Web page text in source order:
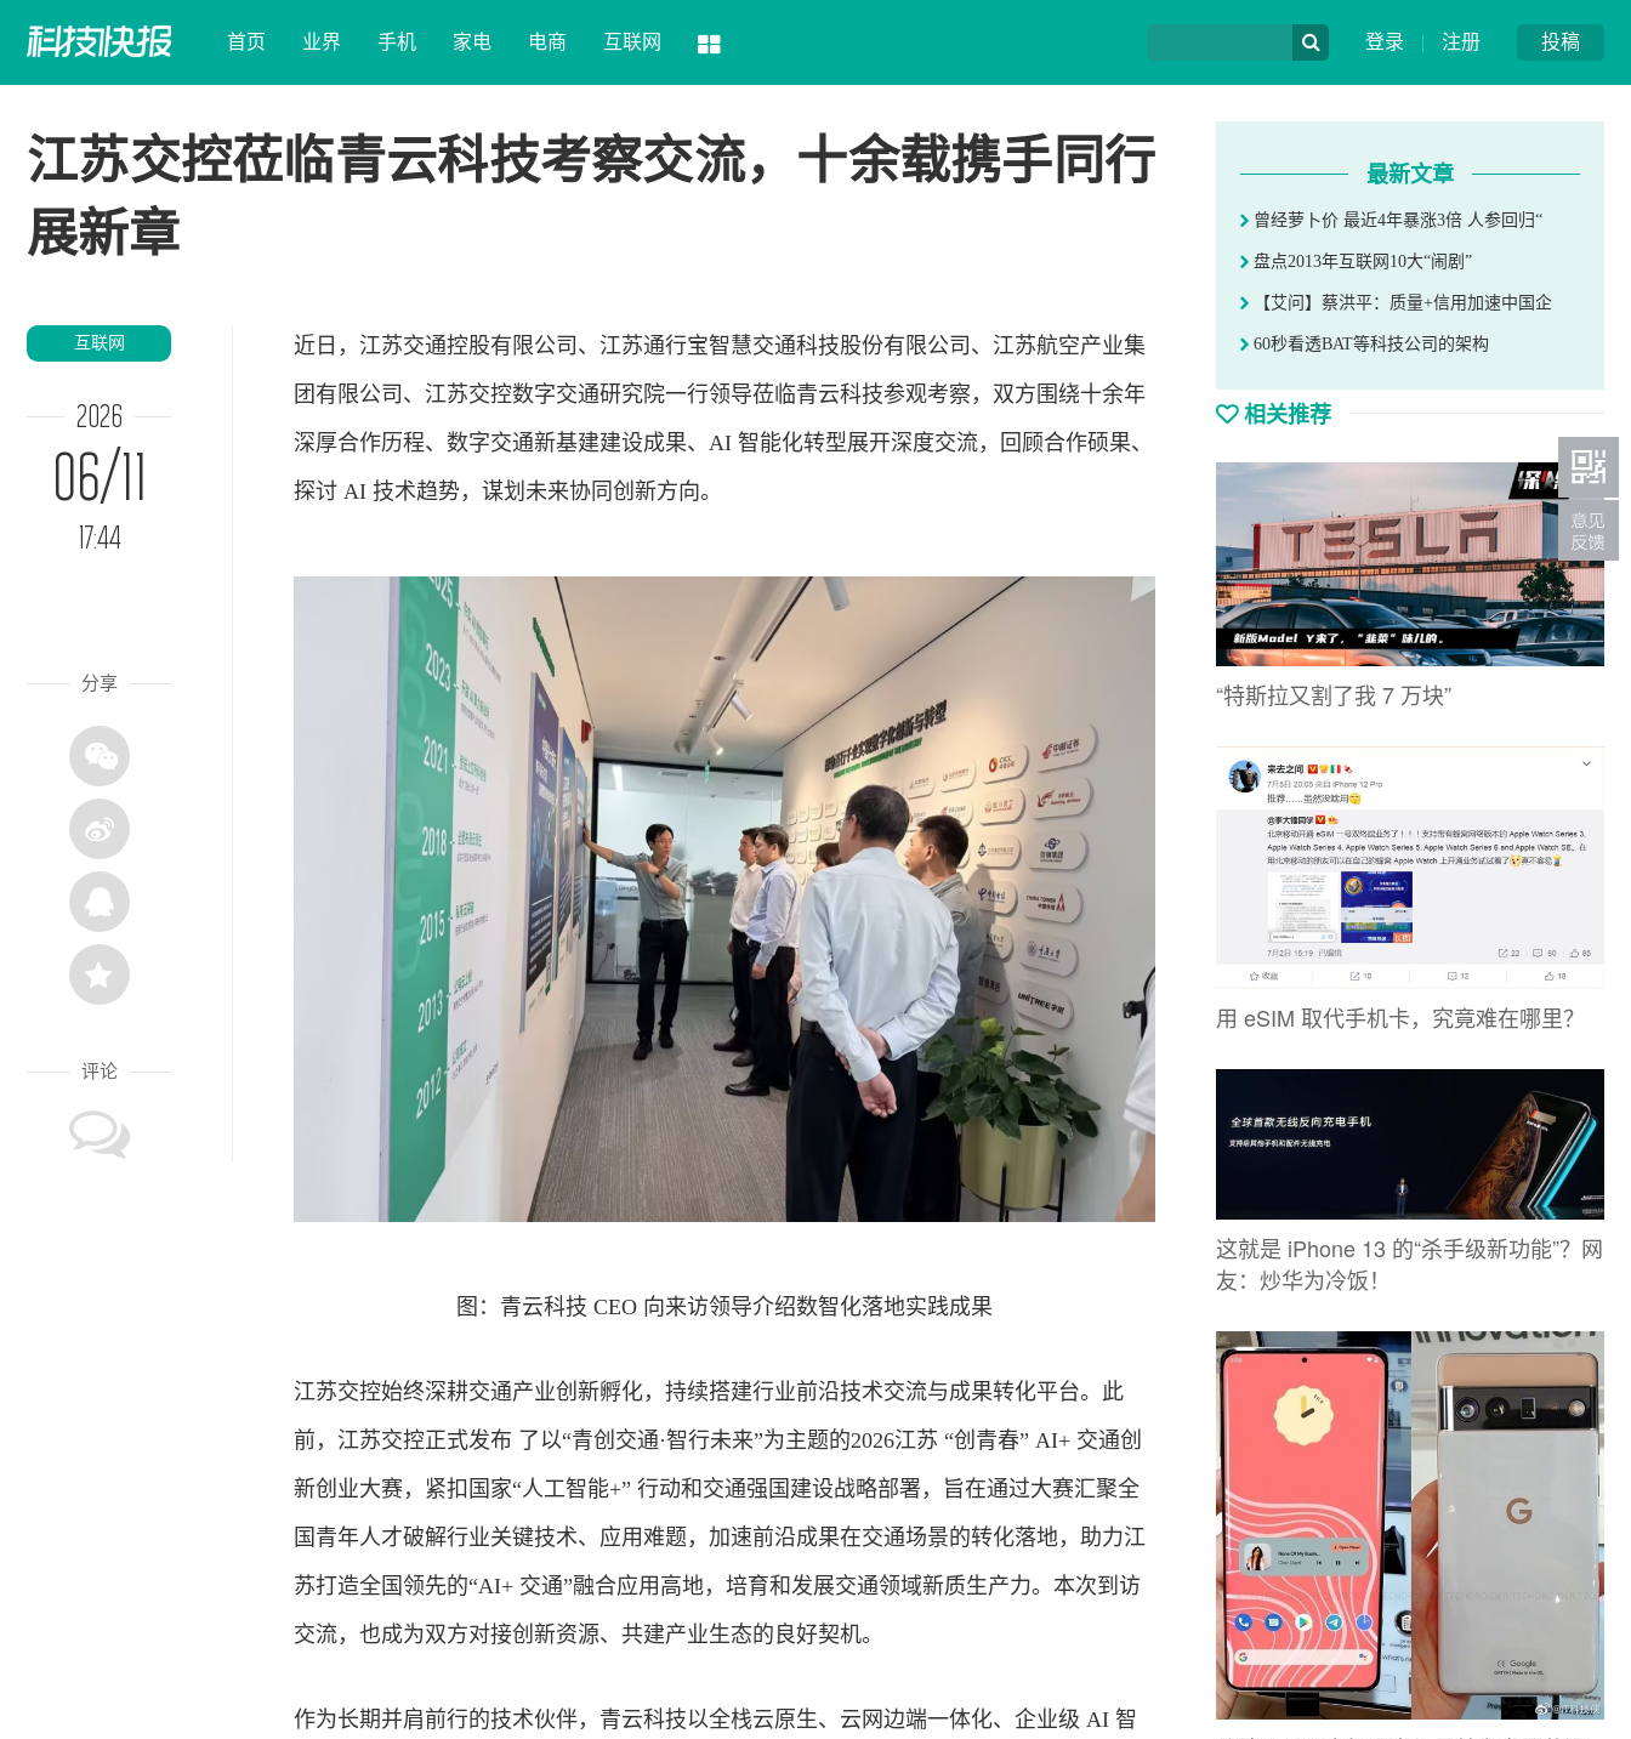
投稿
登录 | 注册
首页 业界 手机 家电 电商 互联网
江苏交控莅临青云科技考察交流，十余载携手同行
展新章
互联网
2026
06/11
17:44
分享
评论
近日，江苏交通控股有限公司、江苏通行宝智慧交通科技股份有限公司、江苏航空产业集
团有限公司、江苏交控数字交通研究院一行领导莅临青云科技参观考察，双方围绕十余年
深厚合作历程、数字交通新基建建设成果、AI 智能化转型展开深度交流，回顾合作硕果、
探讨 AI 技术趋势，谋划未来协同创新方向。
图：青云科技 CEO 向来访领导介绍数智化落地实践成果
江苏交控始终深耕交通产业创新孵化，持续搭建行业前沿技术交流与成果转化平台。此
前，江苏交控正式发布 了以“青创交通·智行未来”为主题的2026江苏 “创青春” AI+ 交通创
新创业大赛，紧扣国家“人工智能+” 行动和交通强国建设战略部署，旨在通过大赛汇聚全
国青年人才破解行业关键技术、应用难题，加速前沿成果在交通场景的转化落地，助力江
苏打造全国领先的“AI+ 交通”融合应用高地，培育和发展交通领域新质生产力。本次到访
交流，也成为双方对接创新资源、共建产业生态的良好契机。
作为长期并肩前行的技术伙伴，青云科技以全栈云原生、云网边端一体化、企业级 AI 智
最新文章
曾经萝卜价 最近4年暴涨3倍 人参回归“
盘点2013年互联网10大“闹剧”
【艾问】蔡洪平：质量+信用加速中国企
60秒看透BAT等科技公司的架构
相关推荐
“特斯拉又割了我 7 万块”
用 eSIM 取代手机卡，究竟难在哪里？
这就是 iPhone 13 的“杀手级新功能”？网
友：炒华为冷饭！